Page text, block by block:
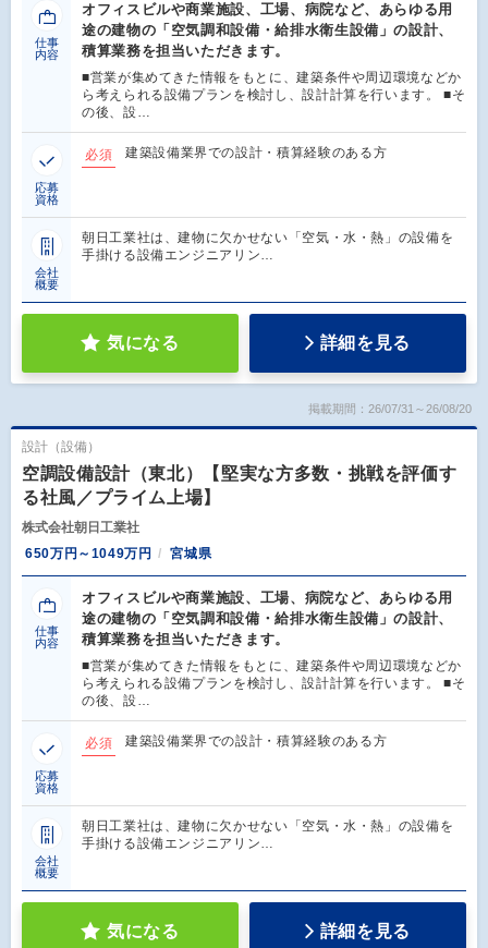
仕事
内容
オフィスビルや商業施設、工場、病院など、あらゆる用
途の建物の「空気調和設備・給排水衛生設備」の設計、
積算業務を担当いただきます。
■営業が集めてきた情報をもとに、建築条件や周辺環境などか
ら考えられる設備プランを検討し、設計計算を行います。 ■そ
の後、設…
応募
資格
必須 建築設備業界での設計・積算経験のある方
会社
概要
朝日工業社は、建物に欠かせない「空気・水・熱」の設備を
手掛ける設備エンジニアリン…
気になる 詳細を見る
掲載期間：26/07/31～26/08/20
設計（設備）
空調設備設計（東北）【堅実な方多数・挑戦を評価す
る社風／プライム上場】
株式会社朝日工業社
650万円～1049万円
宮城県
仕事
内容
オフィスビルや商業施設、工場、病院など、あらゆる用
途の建物の「空気調和設備・給排水衛生設備」の設計、
積算業務を担当いただきます。
■営業が集めてきた情報をもとに、建築条件や周辺環境などか
ら考えられる設備プランを検討し、設計計算を行います。 ■そ
の後、設…
応募
資格
必須 建築設備業界での設計・積算経験のある方
会社
概要
朝日工業社は、建物に欠かせない「空気・水・熱」の設備を
手掛ける設備エンジニアリン…
気になる 詳細を見る